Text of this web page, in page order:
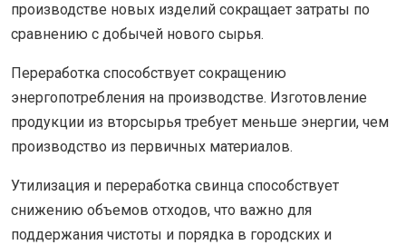
производстве новых изделий сокращает затраты по
сравнению с добычей нового сырья.
Переработка способствует сокращению
энергопотребления на производстве. Изготовление
продукции из вторсырья требует меньше энергии, чем
производство из первичных материалов.
Утилизация и переработка свинца способствует
снижению объемов отходов, что важно для
поддержания чистоты и порядка в городских и